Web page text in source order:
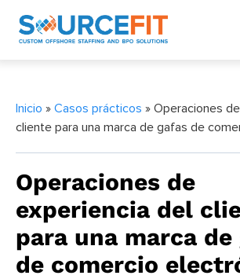
Inicio » Casos prácticos » Operaciones
cliente para una marca de gafas de
Operaciones de
experiencia del
para una marca de
de comercio